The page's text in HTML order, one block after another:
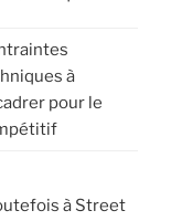
à
pour le
à Street